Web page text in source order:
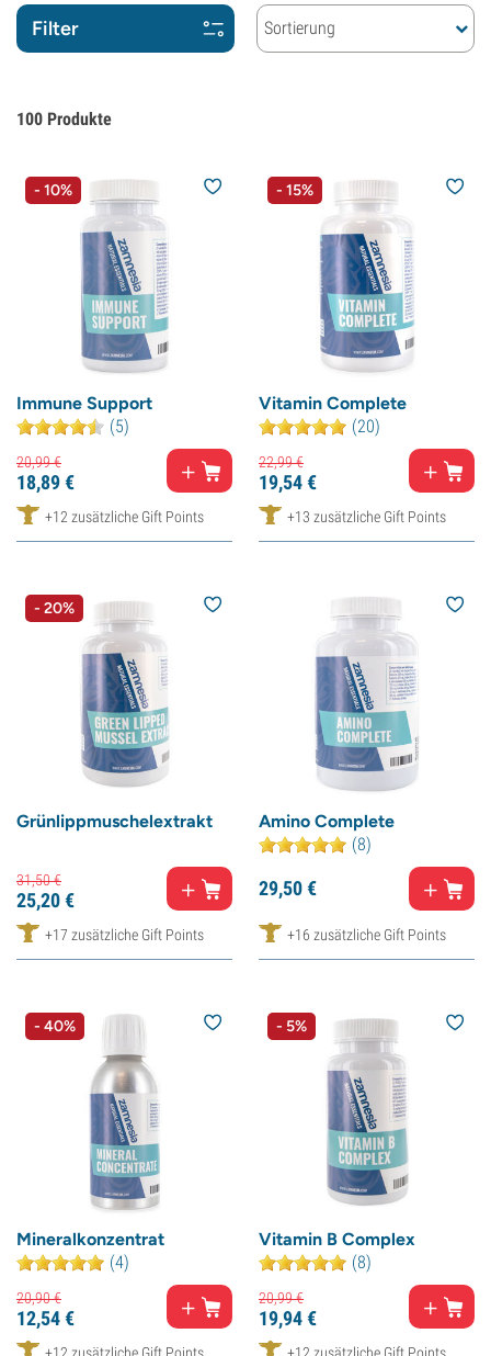
Filter Sortierung
100 Produkte
- 10%
Immune Support
(5)
20,99€
18,89€
+12 zusätzliche Gift Points
- 15%
Vitamin Complete
(20)
22,99€
19,54€
+13 zusätzliche Gift Points
- 20%
Grünlippmuschelextrakt
31,50€
25,20€
+17 zusätzliche Gift Points
Amino Complete
(8)
29,50€
+16 zusätzliche Gift Points
- 40%
Mineralkonzentrat
(4)
20,90€
12,54€
- 5%
Vitamin B Complex
(8)
20,99€
19,94€